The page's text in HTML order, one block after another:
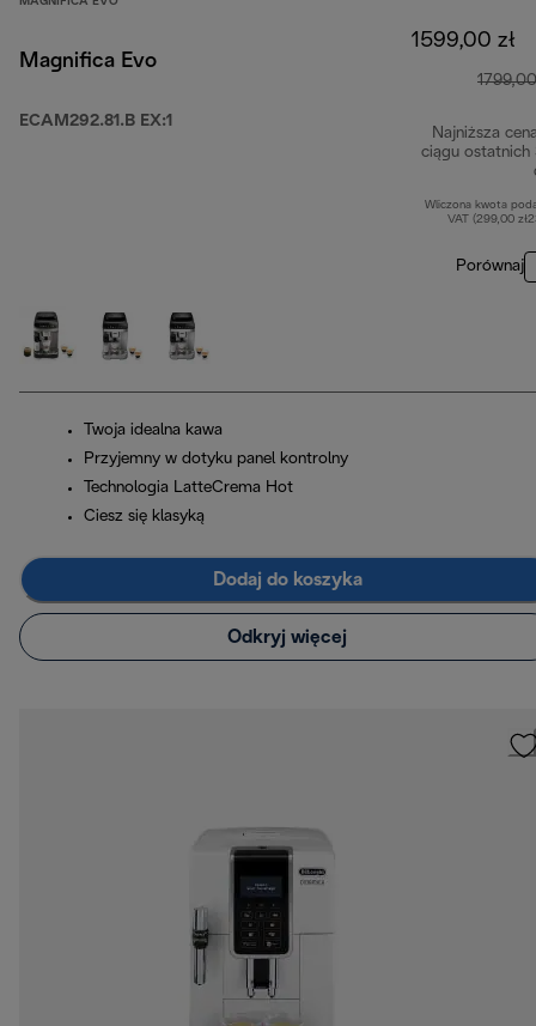
MAGNIFICA EVO
Magnifica Evo
ECAM292.81.B EX:1
1599,00 zł
Najniższa
ciągu ostatnich
Wliczona kwota
VAT (299,00
Porównaj
Twoja idealna kawa
Przyjemny w dotyku panel kontrolny
Technologia LatteCrema Hot
Ciesz się klasyką
Dodaj do koszyka
Odkryj więcej